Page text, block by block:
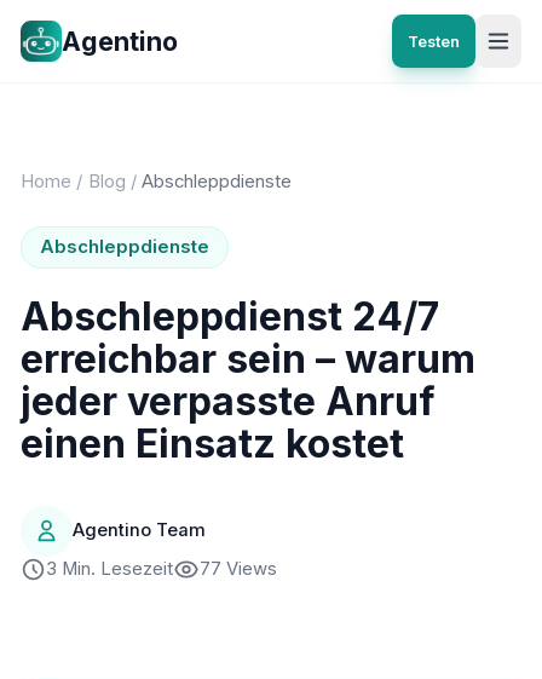
Agentino Testen
Home / Blog / Abschleppdienste
Abschleppdienste
Abschleppdienst 24/7
erreichbar sein – warum
jeder verpasste Anruf
einen Einsatz kostet
Agentino Team
3 Min. Lesezeit
77 Views